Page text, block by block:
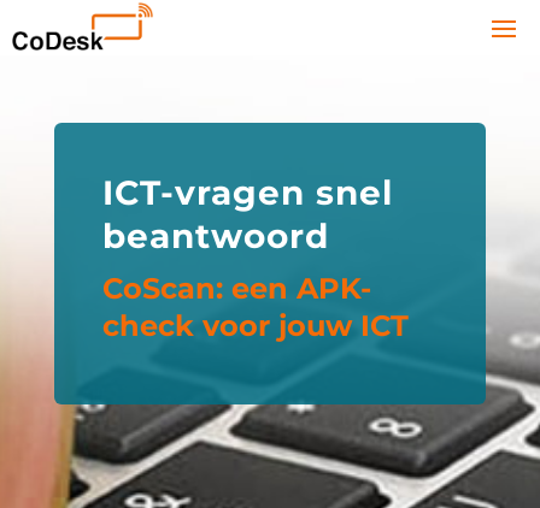
ICT-vragen snel
beantwoord
CoScan: een APK-
check voor jouw ICT